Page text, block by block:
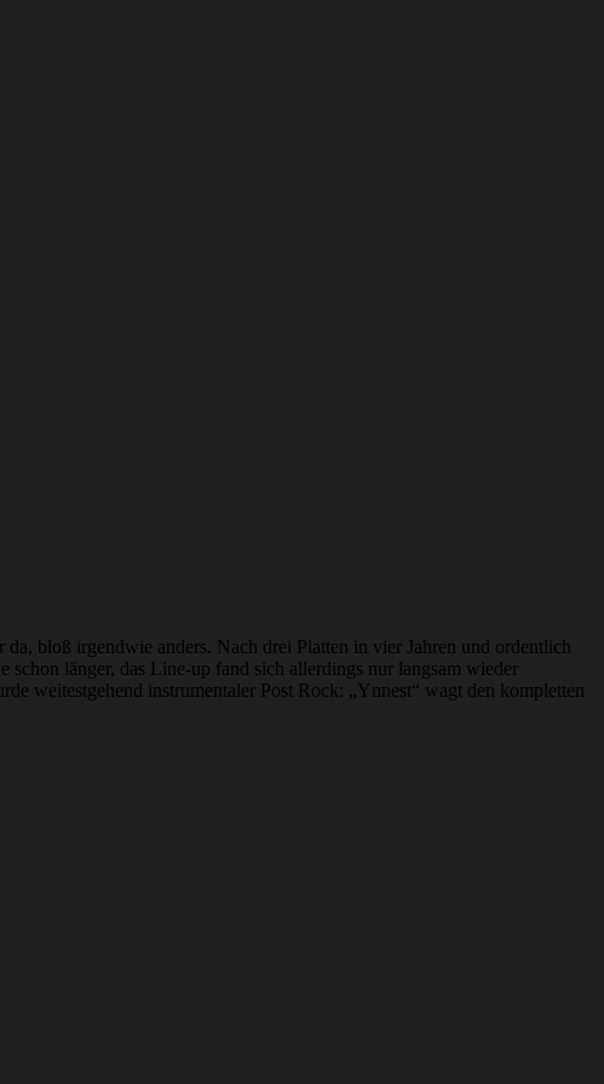
bloß irgendwie anders. Nach drei Platten in vier Jahren und ordentlich
länger, das Line-up fand sich allerdings nur langsam wieder
weitestgehend instrumentaler Post Rock: „Ynnest“ wagt den kompletten